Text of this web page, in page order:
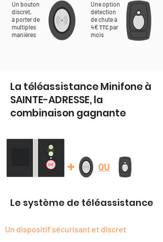
Un bouton
discret,
à porter de
multiples
manières
Une option
détection
de chute à
4€ TTC par
mois
La téléassistance Minifone à
SAINTE-ADRESSE, la
combinaison gagnante
+ OU
Le système de téléassistance
Un dispositif sécurisant et discret